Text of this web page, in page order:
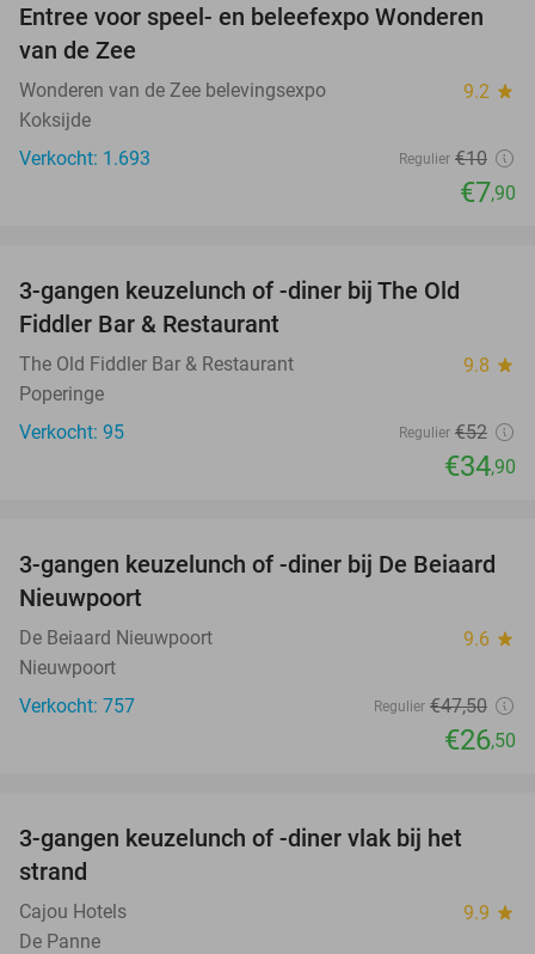
21%
Entree voor speel- en beleefexpo Wonderen
van de Zee
Wonderen van de Zee belevingsexpo 9.2 star
Koksijde
Verkocht: 1.693
Regulier €10
€7,90
3-gangen keuzelunch of -diner bij The Old
Fiddler Bar & Restaurant
The Old Fiddler Bar & Restaurant 9.8 star
Poperinge
Verkocht: 95
Regulier €52
€34,90
44%
3-gangen keuzelunch of -diner bij De Beiaard
Nieuwpoort
De Beiaard Nieuwpoort 9.6 star
Nieuwpoort
Verkocht: 757
Regulier €47,50
€26,50
3-gangen keuzelunch of -diner vlak bij het
strand
Cajou Hotels 9.9 star
De Panne